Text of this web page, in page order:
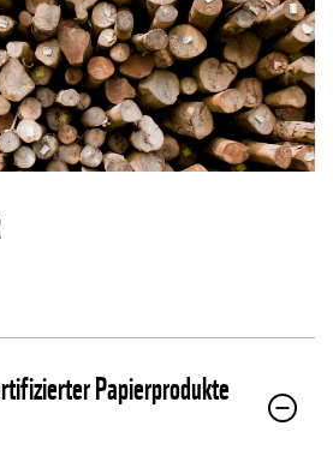
©
Papierprodukte